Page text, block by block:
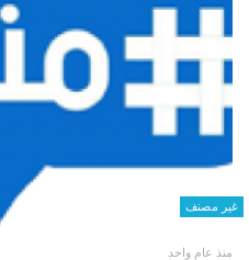
غير مصنف
منذ عام واحد